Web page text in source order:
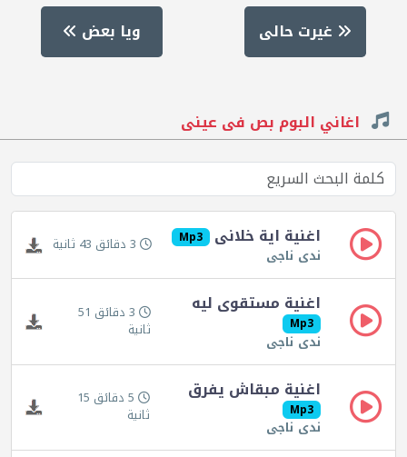
غيرت حالى ويا بعض
اغاني البوم بص فى عينى
اغنية اية خلانى Mp3
ندى ناجى 3 دقائق 43 ثانية
اغنية مستقوى ليه
Mp3
ندى ناجى
3 دقائق 51
ثانية
اغنية مبقاش يفرق
Mp3
ندى ناجى
5 دقائق 15
ثانية